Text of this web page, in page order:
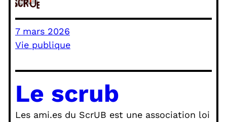
7 mars 2026
Vie publique
Le scrub
Les ami.es du ScrUB est une association loi